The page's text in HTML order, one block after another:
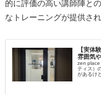
的に評価の高い講師陣と
なトレーニングが提供され
【実体
雰囲気
zen place
ティス）
があるけ